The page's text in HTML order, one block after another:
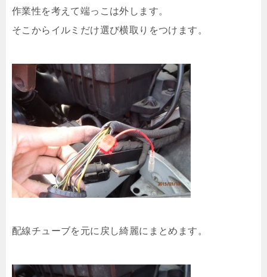
作業性を考えて端っこは外します。
そこからイルミだけ選び横取りをつけます。
配線チューブを元に戻し綺麗にまとめます。